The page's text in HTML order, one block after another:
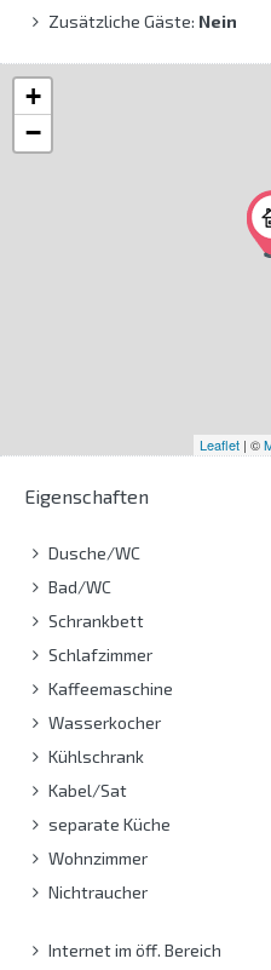
Zusätzliche Gäste: Nein
+
−
Leaflet | ©
Eigenschaften
Dusche/WC
Bad/WC
Schrankbett
Schlafzimmer
Kaffeemaschine
Wasserkocher
Kühlschrank
Kabel/Sat
separate Küche
Wohnzimmer
Nichtraucher
Internet im öff. Bereich